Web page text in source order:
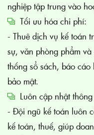
nghiệp tập trung vào
Tối ưu hóa chi phí:
- Thuê dịch vụ kế toán
sự, văn phòng phẩm
thống sổ sách, báo
bảo mật.
Luôn cập nhật
- Đội ngũ kế toán luôn
kế toán, thuế, giúp